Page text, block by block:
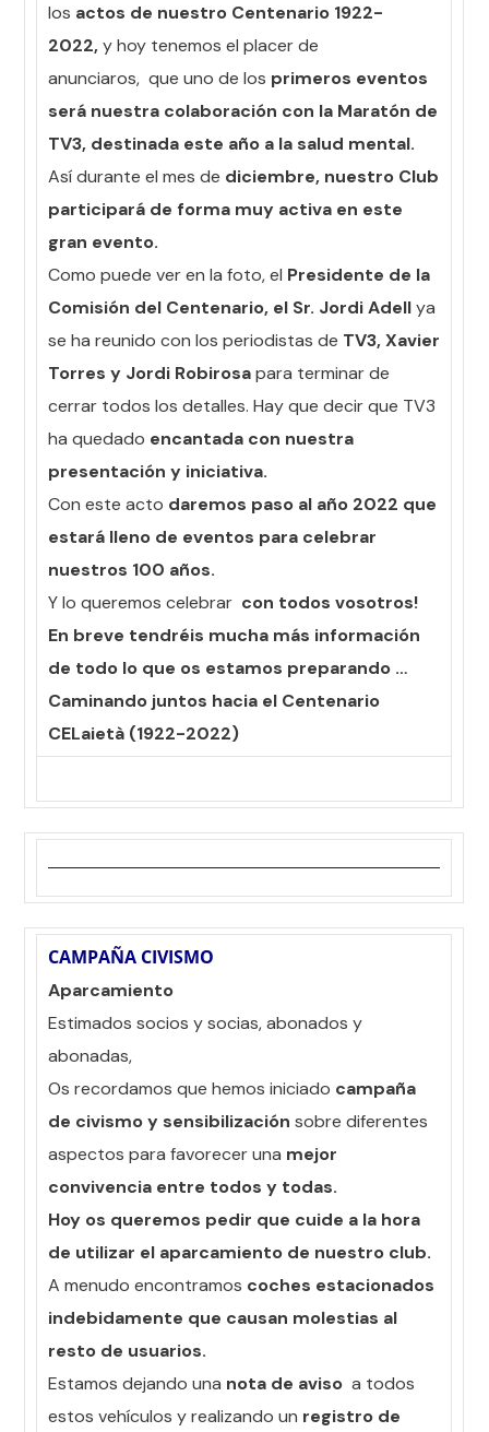
los actos de nuestro Centenario 1922-
2022,y hoy tenemos el placer de
anunciaros, que uno de los primeros eventos
será nuestra colaboración con la Maratón de
TV3, destinada este año a la salud mental.
Así durante el mes de diciembre, nuestro Club
participará de forma muy activa en este
gran evento.
Como puede ver en la foto, el Presidente de la
Comisión del Centenario, el Sr. Jordi Adellya
se ha reunido con los periodistas de TV3, Xavier
Torres y Jordi Robirosapara terminar de
cerrar todos los detalles. Hay que decir que TV3
ha quedado encantada con nuestra
presentación y iniciativa.
Con este acto daremos paso al año 2022 que
estará lleno de eventos para celebrar
nuestros 100 años.
Y lo queremos celebrar con todos vosotros!
En breve tendréis mucha más información
de todo lo que os estamos preparando …
Caminando juntos hacia el Centenario
CELaietà (1922-2022)
CAMPAÑA CIVISMO
Aparcamiento
Estimados socios y socias, abonados y
abonadas,
Os recordamos que hemos iniciado campaña
de civismo y sensibilización sobre diferentes
aspectos para favorecer una mejor
convivencia entre todos y todas.
Hoy os queremos pedir que cuide a la hora
de utilizar el aparcamiento de nuestro club.
A menudo encontramos coches estacionados
indebidamente que causan molestias al
resto de usuarios.
Estamos dejando una nota de aviso a todos
estos vehículos y realizando un registro de